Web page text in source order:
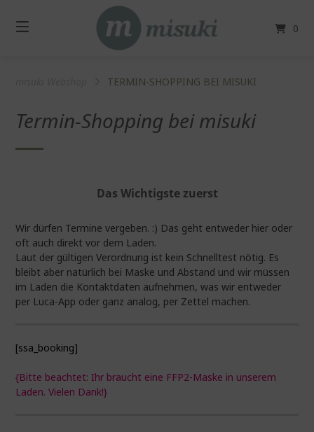
zum
Inhalt
0
TERMIN-SHOPPING BEI MISUKI
Termin-Shopping bei misuki
Das Wichtigste zuerst
Wir dürfen Termine vergeben. :) Das geht entweder hier oder
oft auch direkt vor dem Laden.
Laut der gültigen Verordnung ist kein Schnelltest nötig. Es
bleibt aber natürlich bei Maske und Abstand und wir müssen
im Laden die Kontaktdaten aufnehmen, was wir entweder
per Luca-App oder ganz analog, per Zettel machen.
[ssa_booking]
{Bitte beachtet: Ihr braucht eine FFP2-Maske in unserem
Laden. Vielen Dank!}